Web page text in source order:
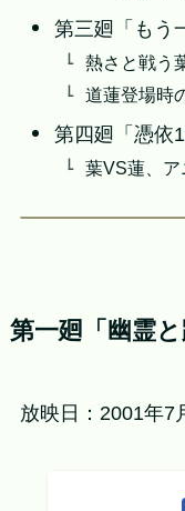
第三廻「もう
熱さと戦う
道蓮登場時
第四廻「憑依
葉VS蓮、
第一廻「幽霊と
放映日：2001年7